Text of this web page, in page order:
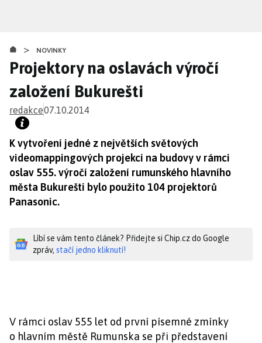
obsahu
> NOVINKY
Projektory na oslavách výročí
založení Bukurešti
redakce07.10.2014
K vytvoření jedné z největších světových
videomappingových projekcí na budovy v rámci
oslav 555. výročí založení rumunského hlavního
města Bukurešti bylo použito 104 projektorů
Panasonic.
Líbí se vám tento článek? Přidejte si Chip.cz do Google
zpráv, stačí jedno kliknutí!
V rámci oslav 555 let od první písemné zmínky
o hlavním městě Rumunska se při představení